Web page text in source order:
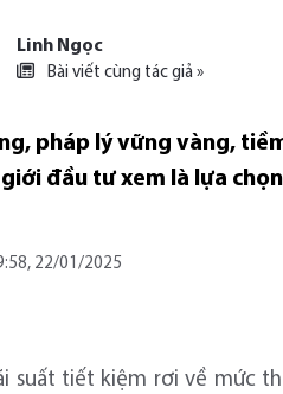
Linh Ngọc
Bài viết cùng tác giả »
pháp lý vững vàng,
đầu tư xem là lựa
22/01/2025
suất tiết kiệm rơi về mức